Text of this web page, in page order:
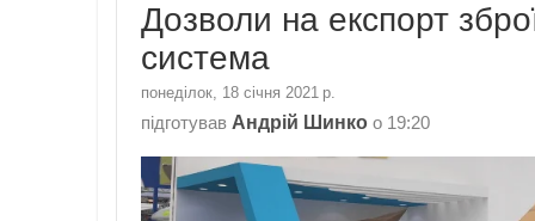
Дозволи на експорт
система
понеділок, 18 січня 2021 р.
підготував Андрій Шинко о 19:20